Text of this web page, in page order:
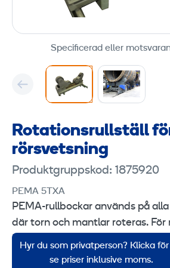
Specificerad eller
Rotationsrullställ
rörsvetsning
Produktgruppskod: 1875920
PEMA 5TXA
PEMA-rullbockar används på
där torn och mantlar roteras.
500–4500 mm.
Hyr du som privatperson? Klicka
se priser inklusive moms.